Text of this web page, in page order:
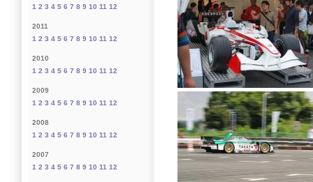
1 2 3 4 5 6 7 8 9 10 11 12
2011
1 2 3 4 5 6 7 8 9 10 11 12
2010
1 2 3 4 5 6 7 8 9 10 11 12
2009
1 2 3 4 5 6 7 8 9 10 11 12
2008
1 2 3 4 5 6 7 8 9 10 11 12
2007
1 2 3 4 5 6 7 8 9 10 11 12